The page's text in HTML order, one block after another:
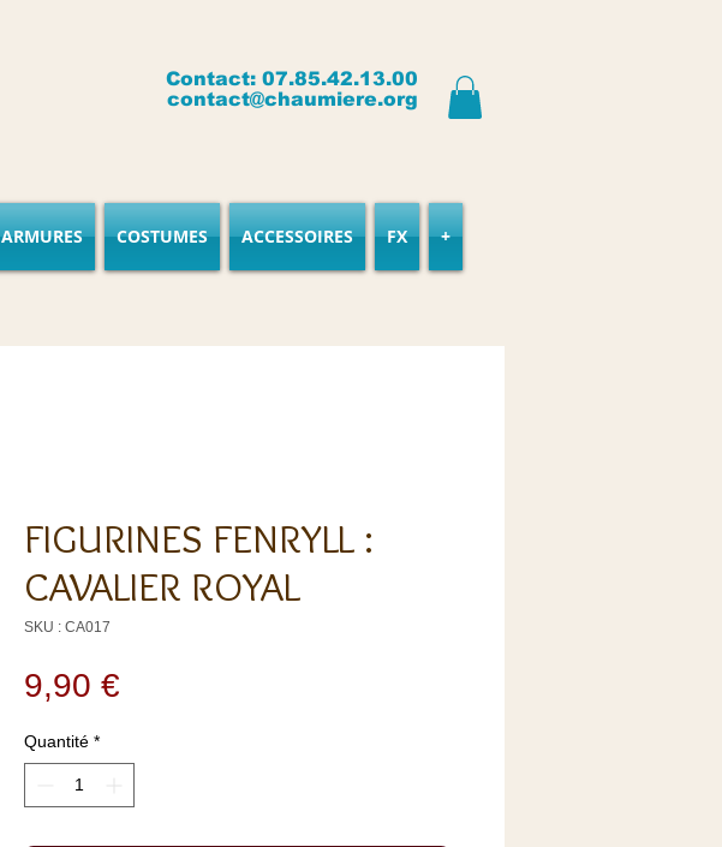
Contact: 07.85.42.13.00
contact@chaumiere.org
ARMURES COSTUMES ACCESSOIRES FX +
FIGURINES FENRYLL :
CAVALIER ROYAL
SKU : CA017
9,90 €
Quantité *